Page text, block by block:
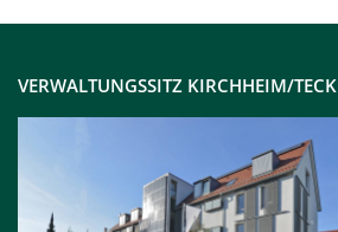
VERWALTUNGSSITZ KIRCHHEIM/TECK